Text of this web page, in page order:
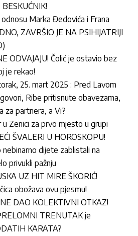
Marka Đedovića i Frana
ZAVRŠIO JE NA PSIHIJATRIJI
ODVAJAJU! Čolić je ostavio bez
je rekao!
25. mart 2025 : Pred Lavom
Ribe pritisnute obavezama,
za partnera, a Vi?
u Zenici za prvo mjesto u grupi
ŠVALERI U HOROSKOPU!
dijete zablistali na
privukli pažnju
UZ HIT MIRE ŠKORIĆ!
obožava ovu pjesmu!
DAO KOLEKTIVNI OTKAZ!
TRENUTAK je
KARATA?